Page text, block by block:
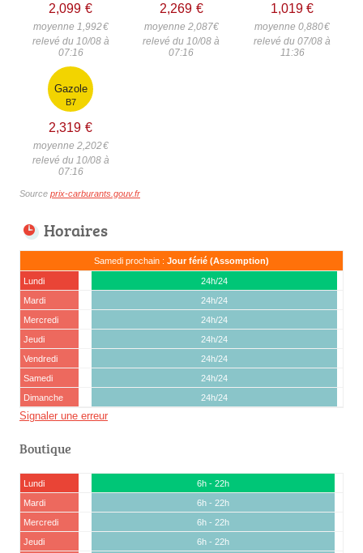
2,099 €
moyenne 1,992€
relevé du 10/08 à
07:16
2,269 €
moyenne 2,087€
relevé du 10/08 à
07:16
1,019 €
moyenne 0,880€
relevé du 07/08 à
11:36
Gazole
B7
2,319 €
moyenne 2,202€
relevé du 10/08 à
07:16
Source prix-carburants.gouv.fr
Horaires
Samedi prochain : Jour férié (Assomption)
Lundi
24h/24
Mardi
24h/24
Mercredi
24h/24
Jeudi
24h/24
Vendredi
24h/24
Samedi
24h/24
Dimanche
24h/24
Signaler une erreur
Boutique
Lundi
6h - 22h
Mardi
6h - 22h
Mercredi
6h - 22h
Jeudi
6h - 22h